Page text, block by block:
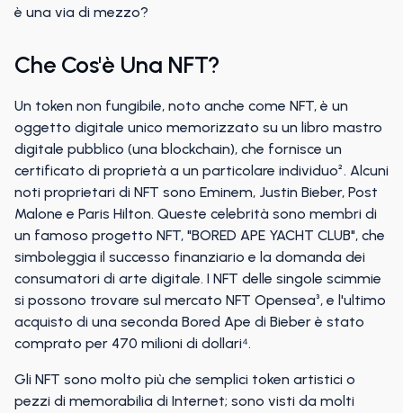
è una via di mezzo?
Che Cos'è Una NFT?
Un token non fungibile, noto anche come NFT, è un
oggetto digitale unico memorizzato su un libro mastro
digitale pubblico (una blockchain), che fornisce un
certificato di proprietà a un particolare individuo². Alcuni
noti proprietari di NFT sono Eminem, Justin Bieber, Post
Malone e Paris Hilton. Queste celebrità sono membri di
un famoso progetto NFT, "BORED APE YACHT CLUB", che
simboleggia il successo finanziario e la domanda dei
consumatori di arte digitale. I NFT delle singole scimmie
si possono trovare sul mercato NFT Opensea³, e l'ultimo
acquisto di una seconda Bored Ape di Bieber è stato
comprato per 470 milioni di dollari⁴.
Gli NFT sono molto più che semplici token artistici o
pezzi di memorabilia di Internet; sono visti da molti